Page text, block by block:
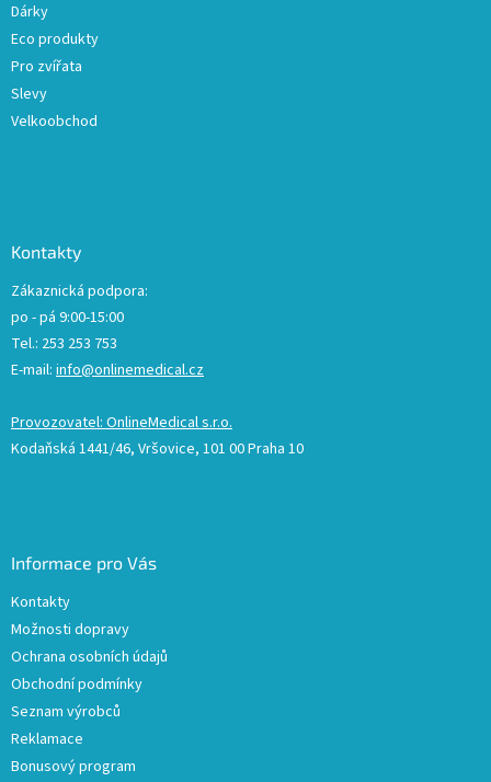
Dárky
Eco produkty
Pro zvířata
Slevy
Velkoobchod
Kontakty
Zákaznická podpora:
po - pá 9:00-15:00
Tel.: 253 253 753
E-mail: info@onlinemedical.cz
Provozovatel: OnlineMedical s.r.o.
Kodaňská 1441/46, Vršovice, 101 00 Praha 10
Informace pro Vás
Kontakty
Možnosti dopravy
Ochrana osobních údajů
Obchodní podmínky
Seznam výrobců
Reklamace
Bonusový program